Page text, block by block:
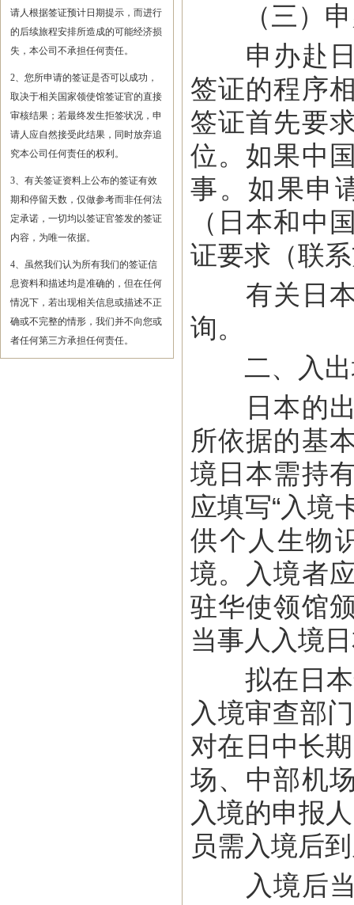
请人根据签证预计日期提示，而进行
的后续旅程安排所造成的可能经济损
失，本公司不承担任何责任。
2、您所申请的签证是否可以成功，
取决于相关国家领使馆签证官的直接
审核结果；若最终发生拒签状况，申
请人应自然接受此结果，同时放弃追
究本公司任何责任的权利。
3、有关签证资料上公布的签证有效
期和停留天数，仅做参考而非任何法
定承诺，一切均以签证官签发的签证
内容，为唯一依据。
4、虽然我们认为所有我们的签证信
息资料和描述均是准确的，但在任何
情况下，若出现相关信息或描述不正
确或不完整的情形，我们并不向您或
者任何第三方承担任何责任。
（三）申
申办赴日
签证的程序
签证首先要
位。如果中
事。如果申
（日本和中
证要求（联
有关日本
询。
二、入出
日本的出
所依据的基
境日本需持
应填写“入境
供个人生物
境。入境者
驻华使领馆
当事人入境
拟在日本
入境审查部
对在日中长
场、中部机
入境的申报
员需入境后
入境后当